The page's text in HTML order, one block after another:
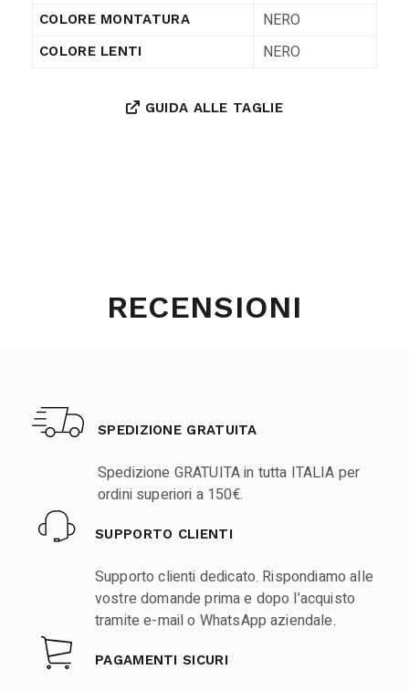
COLORE MONTATURA NERO
COLORE LENTI NERO
GUIDA ALLE TAGLIE
RECENSIONI
SPEDIZIONE GRATUITA
Spedizione GRATUITA in tutta ITALIA per
ordini superiori a 150€.
SUPPORTO CLIENTI
Supporto clienti dedicato. Rispondiamo alle
vostre domande prima e dopo l’acquisto
tramite e-mail o WhatsApp aziendale.
PAGAMENTI SICURI